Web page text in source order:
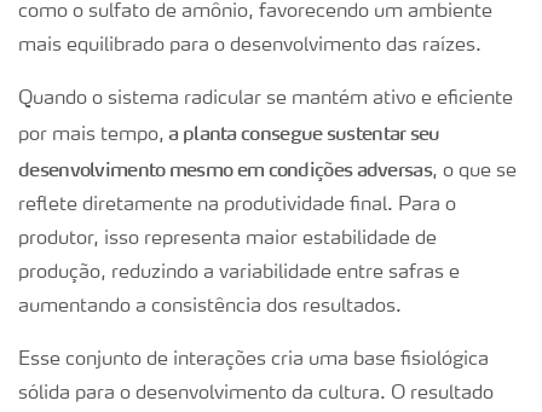
como o sulfato de amônio, favorecendo um ambiente
mais equilibrado para o desenvolvimento das raízes.
Quando o sistema radicular se mantém ativo e eficiente
por mais tempo, a planta consegue sustentar seu
desenvolvimento mesmo em condições adversas, o que se
reflete diretamente na produtividade final. Para o
produtor, isso representa maior estabilidade de
produção, reduzindo a variabilidade entre safras e
aumentando a consistência dos resultados.
Esse conjunto de interações cria uma base fisiológica
sólida para o desenvolvimento da cultura. O resultado